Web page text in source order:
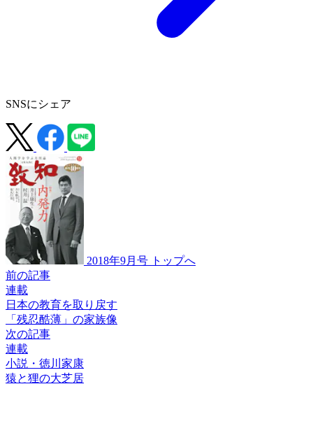
SNSにシェア
2018年9月号 トップへ
前の記事
連載
日本の教育を取り戻す
「残忍酷薄」の家族像
次の記事
連載
小説・徳川家康
猿と狸の大芝居